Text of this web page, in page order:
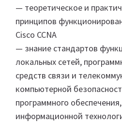
— теоретическое и
принципов
Cisco CCNA
— знание стандартов
локальных сетей,
средств связи и
компьютерной
программного
информационной